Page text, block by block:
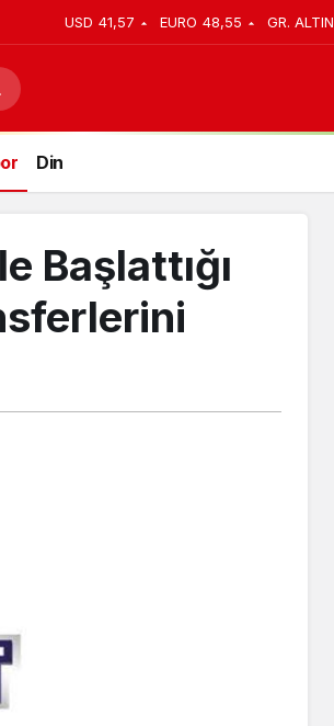
USD 41,57 EURO 48,55 GR. ALTIN
Din
Başlattığı
Yıldırımhan’a
stratejik dönüşüm